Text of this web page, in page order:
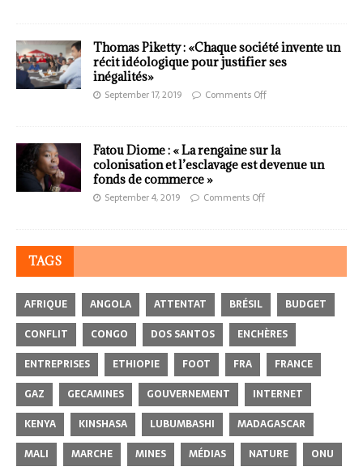
Thomas Piketty : «Chaque société invente un
récit idéologique pour justifier ses
inégalités»
September 17, 2019 Comments Off
Fatou Diome : « La rengaine sur la
colonisation et l’esclavage est devenue un
fonds de commerce »
September 4, 2019 Comments Off
TAGS
AFRIQUE ANGOLA ATTENTAT BRÉSIL
BUDGET
CONFLIT
CONGO DOS SANTOS
ENCHÈRES
ENTREPRISES
ETHIOPIE FOOT FRA
FRANCE
GAZ
GECAMINES GOUVERNEMENT
INTERNET
KENYA
KINSHASA LUBUMBASHI
MADAGASCAR
MALI
MARCHE MINES MÉDIAS NATURE ONU